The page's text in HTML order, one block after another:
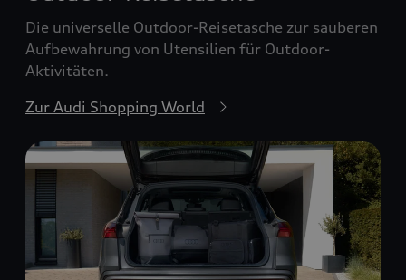
Die universelle Outdoor-Reisetasche zur sauberen
Aufbewahrung von Utensilien für Outdoor-
Aktivitäten.
Zur Audi Shopping World